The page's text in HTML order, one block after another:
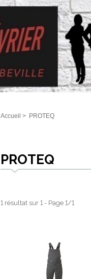
Accueil > PROTEQ
PROTEQ
1 résultat sur 1 - Page 1/1